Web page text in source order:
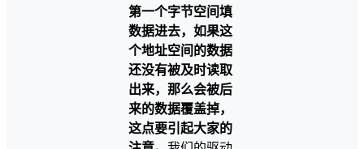
第一个字节空间填
数据进去，如果这
个地址空间的数据
还没有被及时读取
出来，那么会被后
来的数据覆盖掉，
这点要引起大家的